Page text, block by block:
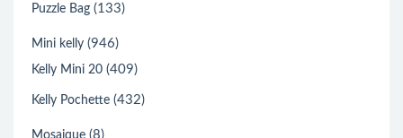
Puzzle Bag (133)
Mini kelly (946)
Kelly Mini 20 (409)
Kelly Pochette (432)
Mosaique (8)